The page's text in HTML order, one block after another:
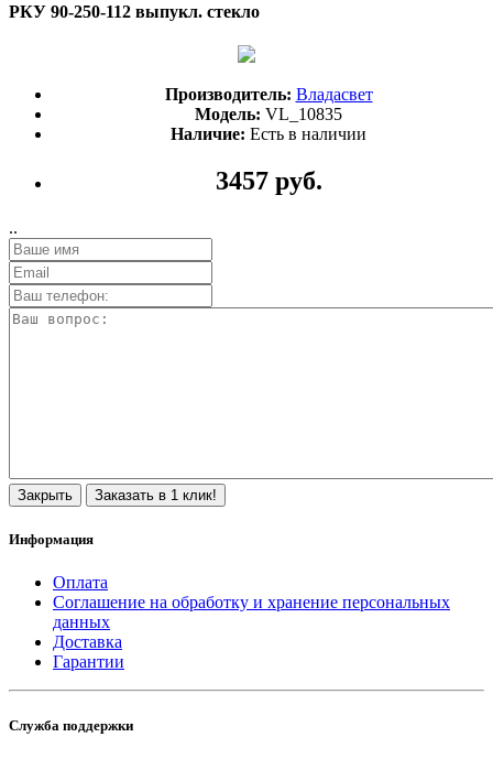
РКУ 90-250-112 выпукл. стекло
Производитель: Владасвет
Модель: VL_10835
Наличие: Есть в наличии
3457 руб.
..
Закрыть Заказать в 1 клик!
Информация
Оплата
Соглашение на обработку и хранение персональных
данных
Доставка
Гарантии
Служба поддержки